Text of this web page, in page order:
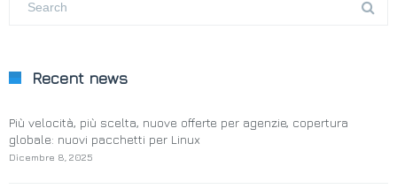
Recent news
Più velocità, più scelta, nuove offerte per agenzie, copertura
globale: nuovi pacchetti per Linux
Dicembre 8, 2025